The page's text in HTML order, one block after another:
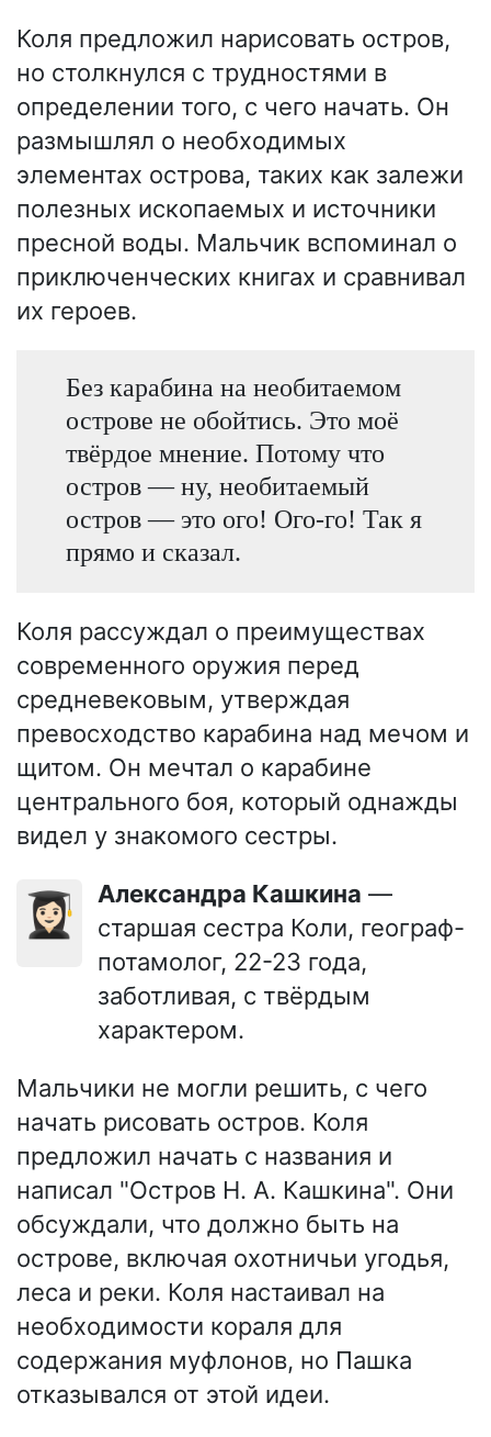
Коля предложил нарисовать остров,
но столкнулся с трудностями в
определении того, с чего начать. Он
размышлял о необходимых
элементах острова, таких как залежи
полезных ископаемых и источники
пресной воды. Мальчик вспоминал о
приключенческих книгах и сравнивал
их героев.
Без карабина на необитаемом
острове не обойтись. Это моё
твёрдое мнение. Потому что
остров — ну, необитаемый
остров — это ого! Ого-го! Так я
прямо и сказал.
Коля рассуждал о преимуществах
современного оружия перед
средневековым, утверждая
превосходство карабина над мечом и
щитом. Он мечтал о карабине
центрального боя, который однажды
видел у знакомого сестры.
👩🏻‍🎓 Александра Кашкина —
старшая сестра Коли, географ-
потамолог, 22-23 года,
заботливая, с твёрдым
характером.
Мальчики не могли решить, с чего
начать рисовать остров. Коля
предложил начать с названия и
написал "Остров Н. А. Кашкина". Они
обсуждали, что должно быть на
острове, включая охотничьи угодья,
леса и реки. Коля настаивал на
необходимости кораля для
содержания муфлонов, но Пашка
отказывался от этой идеи.